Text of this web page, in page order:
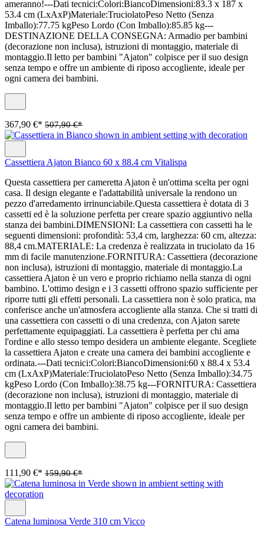
ameranno!---Dati tecnici:Colori:BiancoDimensioni:83.3 x 187 x
53.4 cm (LxAxP)Materiale:TruciolatoPeso Netto (Senza
Imballo):77.75 kgPeso Lordo (Con Imballo):85.85 kg---
DESTINAZIONE DELLA CONSEGNA: Armadio per bambini
(decorazione non inclusa), istruzioni di montaggio, materiale di
montaggio.Il letto per bambini "Ajaton" colpisce per il suo design
senza tempo e offre un ambiente di riposo accogliente, ideale per
ogni camera dei bambini.
367,90 €* 507,90 €*
Cassettiera Ajaton Bianco 60 x 88.4 cm Vitalispa
Questa cassettiera per cameretta Ajaton è un'ottima scelta per ogni
casa. Il design elegante e l'adattabilità universale la rendono un
pezzo d'arredamento irrinunciabile.Questa cassettiera è dotata di 3
cassetti ed è la soluzione perfetta per creare spazio aggiuntivo nella
stanza dei bambini.DIMENSIONI: La cassettiera con cassetti ha le
seguenti dimensioni: profondità: 53,4 cm, larghezza: 60 cm, altezza:
88,4 cm.MATERIALE: La credenza è realizzata in truciolato da 16
mm di facile manutenzione.FORNITURA: Cassettiera (decorazione
non inclusa), istruzioni di montaggio, materiale di montaggio.La
cassettiera Ajaton è un vero e proprio richiamo nella stanza di ogni
bambino. L'ottimo design e i 3 cassetti offrono spazio sufficiente per
riporre tutti gli effetti personali. La cassettiera non è solo pratica, ma
conferisce anche un'atmosfera accogliente alla stanza. Che si tratti di
una cassettiera con cassetti o di una credenza, con Ajaton sarete
perfettamente equipaggiati. La cassettiera è perfetta per chi ama
l'ordine e allo stesso tempo desidera un ambiente elegante. Scegliete
la cassettiera Ajaton e create una camera dei bambini accogliente e
ordinata.---Dati tecnici:Colori:BiancoDimensioni:60 x 88.4 x 53.4
cm (LxAxP)Materiale:TruciolatoPeso Netto (Senza Imballo):34.75
kgPeso Lordo (Con Imballo):38.75 kg---FORNITURA: Cassettiera
(decorazione non inclusa), istruzioni di montaggio, materiale di
montaggio.Il letto per bambini "Ajaton" colpisce per il suo design
senza tempo e offre un ambiente di riposo accogliente, ideale per
ogni camera dei bambini.
111,90 €* 159,90 €*
Catena luminosa Verde 310 cm Vicco